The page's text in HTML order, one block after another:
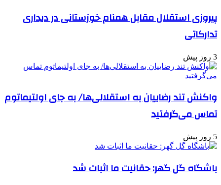
پیروزی استقلال مقابل همنام خوزستانی در دیداری
تدارکاتی
3 روز پیش
واکنش تند رضاییان به استقلالی‌ها/ به جای اولتیماتوم
تماس می‌گرفتید
5 روز پیش
باشگاه گل گهر: حقانیت ما اثبات شد